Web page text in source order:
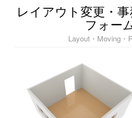
レイアウト変更・
フォー
Layout・Moving・